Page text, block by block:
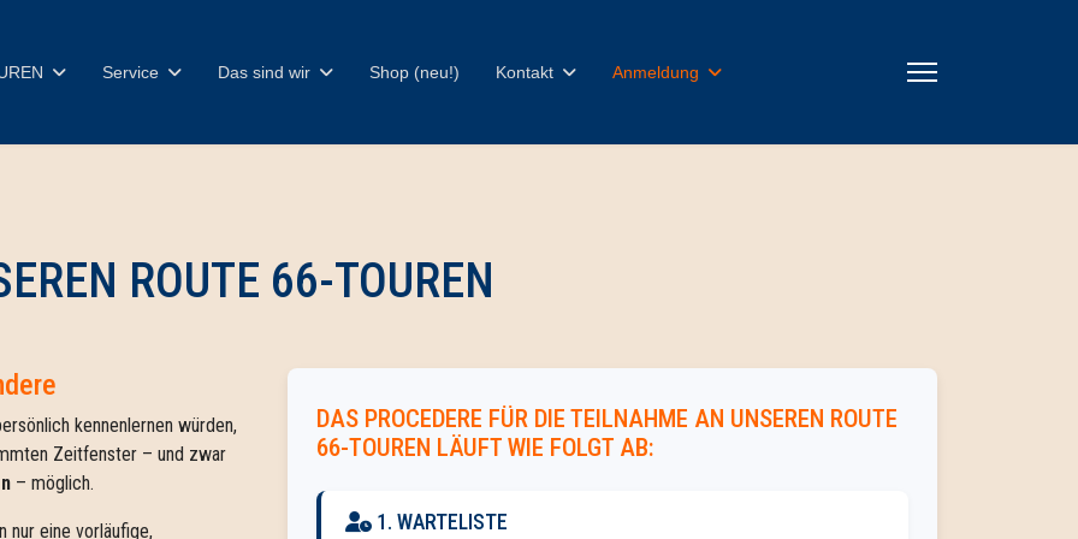
Service Das sind wir Shop (neu!) Kontakt Anmeldung
ROUTE 66-TOUREN
kennenlernen würden,
Zeitfenster – und zwar
– möglich.
nur eine vorläufige,
DAS PROCEDERE FÜR DIE TEILNAHME AN UNSEREN ROUTE
66-TOUREN LÄUFT WIE FOLGT AB:
1. WARTELISTE